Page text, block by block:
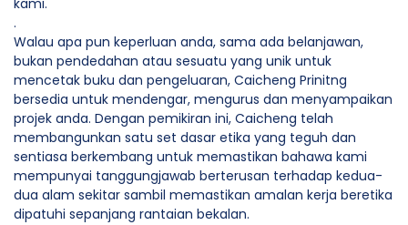
kami.
.
Walau apa pun keperluan anda, sama ada belanjawan,
bukan pendedahan atau sesuatu yang unik untuk
mencetak buku dan pengeluaran, Caicheng Prinitng
bersedia untuk mendengar, mengurus dan menyampaikan
projek anda. Dengan pemikiran ini, Caicheng telah
membangunkan satu set dasar etika yang teguh dan
sentiasa berkembang untuk memastikan bahawa kami
mempunyai tanggungjawab berterusan terhadap kedua-
dua alam sekitar sambil memastikan amalan kerja beretika
dipatuhi sepanjang rantaian bekalan.